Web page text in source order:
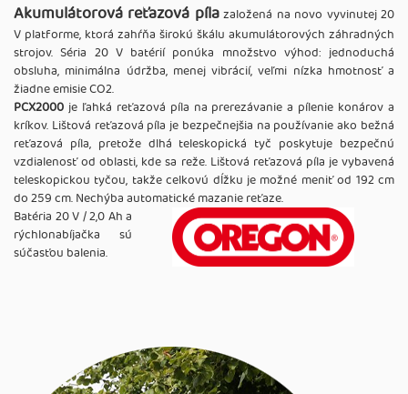
Akumulátorová reťazová pílazaložená na novo vyvinutej 20
V platforme, ktorá zahŕňa širokú škálu akumulátorových záhradných
strojov. Séria 20 V batérií ponúka množstvo výhod: jednoduchá
obsluha, minimálna údržba, menej vibrácií, veľmi nízka hmotnosť a
žiadne emisie CO2.
PCX2000 je ľahká reťazová píla na prerezávanie a pílenie konárov a
kríkov. Lištová reťazová píla je bezpečnejšia na používanie ako bežná
reťazová píla, pretože dlhá teleskopická tyč poskytuje bezpečnú
vzdialenosť od oblasti, kde sa reže. Lištová reťazová píla je vybavená
teleskopickou tyčou, takže celkovú dĺžku je možné meniť od 192 cm
do 259 cm. Nechýba automatické mazanie reťaze.
Batéria 20 V / 2,0 Ah a
rýchlonabíjačka sú
súčasťou balenia.